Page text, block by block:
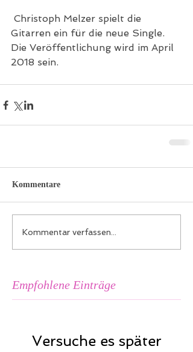
Gitarren ein für die neue Single.
Die Veröffentlichung wird im April
2018 sein.
Kommentare
Kommentar verfassen...
Empfohlene Einträge
Versuche es später